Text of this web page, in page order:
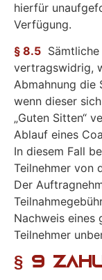
hierfür
Verfügung.
§ 8.5
vertragswidrig,
Abmahnung die
wenn dieser
„Guten Sitten“
Ablauf eines
In diesem Fall
Teilnehmer von
Der
Nachweis eines
Teilnehmer
§ 9